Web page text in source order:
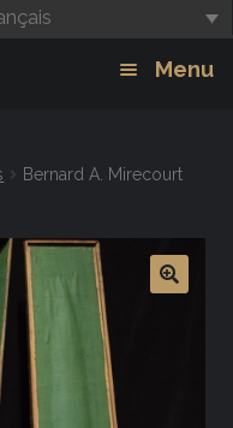
Menu
Bernard A. Mirecourt